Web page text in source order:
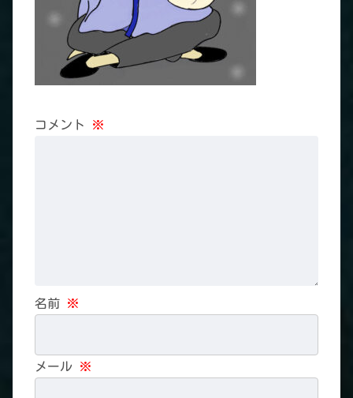
コメント ※
名前 ※
メール ※